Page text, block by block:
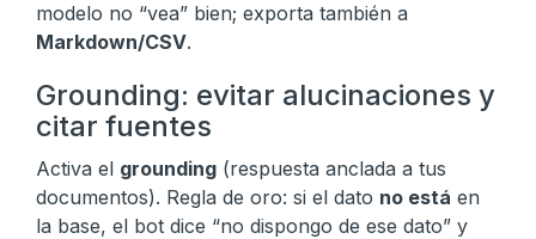
modelo no “vea” bien; exporta también a
Markdown/CSV.
Grounding: evitar alucinaciones y
citar fuentes
Activa el grounding (respuesta anclada a tus
documentos). Regla de oro: si el dato no está en
la base, el bot dice “no dispongo de ese dato” y